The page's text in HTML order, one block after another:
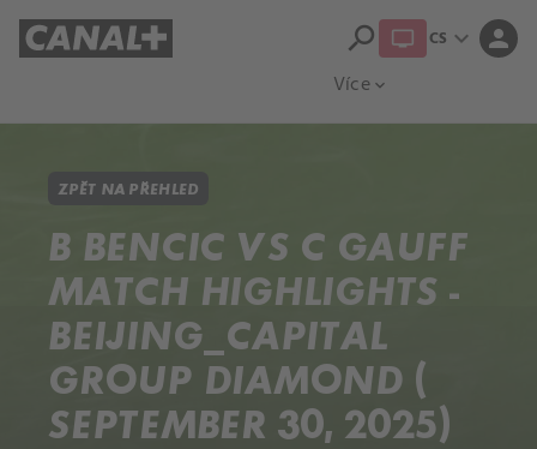
Více expand_more
search CS expand_more person
ZPĚT NA PŘEHLED
B BENCIC VS C GAUFF
MATCH HIGHLIGHTS -
BEIJING_CAPITAL
GROUP DIAMOND (
SEPTEMBER 30, 2025)